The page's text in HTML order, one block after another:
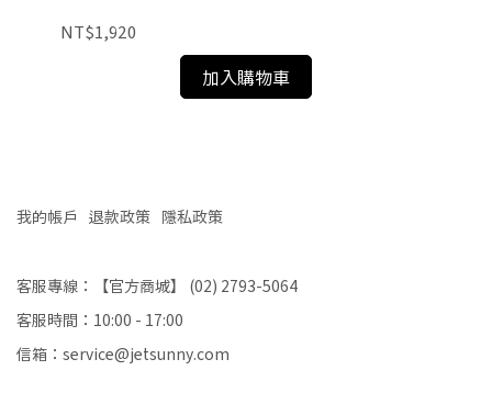
NT$1,920
加入購物車
我的帳戶 退款政策 隱私政策
客服專線：【官方商城】 (02) 2793-5064
客服時間：10:00 - 17:00
信箱：service@jetsunny.com